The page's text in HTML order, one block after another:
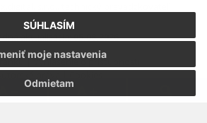
SÚHLASÍM
Odmietam
moje nastavenia
aktualizácia:05.08.2026
|Vyhlásenie o prístupnosti